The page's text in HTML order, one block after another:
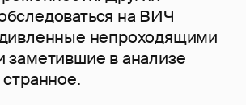
на ВИЧ
непроходящими
заметившие в анализе